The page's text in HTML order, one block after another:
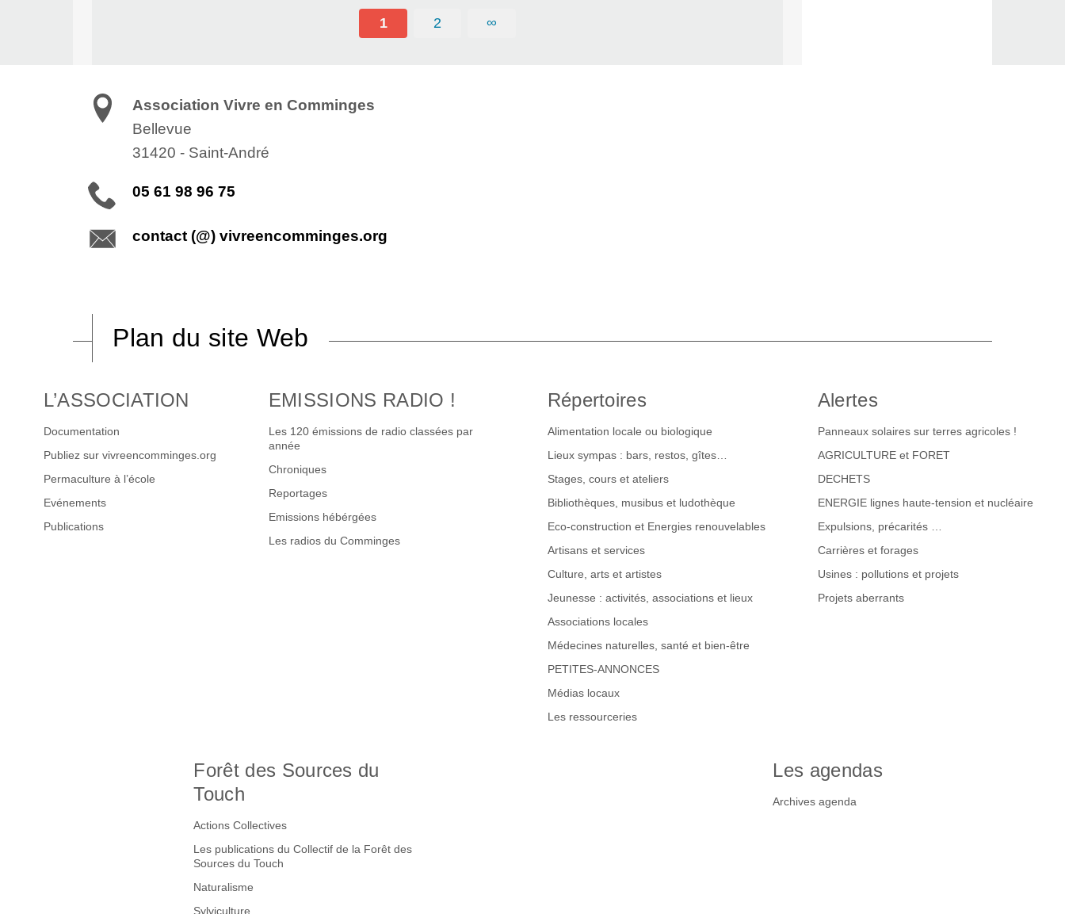
1 2 ∞
Association Vivre en Comminges
Bellevue
31420 - Saint-André
05 61 98 96 75
contact (@) vivreencomminges.org
Plan du site Web
L’ASSOCIATION
Documentation
Publiez sur vivreencomminges.org
Permaculture à l’école
Evénements
Publications
EMISSIONS RADIO !
Les 120 émissions de radio classées par
année
Chroniques
Reportages
Emissions hébérgées
Les radios du Comminges
Répertoires
Alimentation locale ou biologique
Lieux sympas : bars, restos, gîtes…
Stages, cours et ateliers
Bibliothèques, musibus et ludothèque
Eco-construction et Energies renouvelables
Artisans et services
Culture, arts et artistes
Jeunesse : activités, associations et lieux
Associations locales
Médecines naturelles, santé et bien-être
PETITES-ANNONCES
Médias locaux
Les ressourceries
Alertes
Panneaux solaires sur terres agricoles !
AGRICULTURE et FORET
DECHETS
ENERGIE lignes haute-tension et nucléaire
Expulsions, précarités …
Carrières et forages
Usines : pollutions et projets
Projets aberrants
Forêt des Sources du
Touch
Actions Collectives
Les publications du Collectif de la Forêt des
Sources du Touch
Naturalisme
Sylviculture
Les agendas
Archives agenda